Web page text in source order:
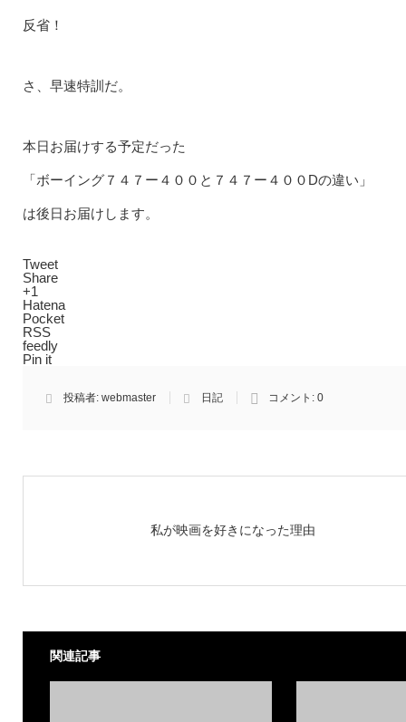
反省！
さ、早速特訓だ。
本日お届けする予定だった
「ボーイング７４７ー４００と７４７ー４００Dの違い」
は後日お届けします。
Tweet
Share
+1
Hatena
Pocket
RSS
feedly
Pin it
投稿者: webmaster 日記 コメント: 0
私が映画を好きになった理由
関連記事